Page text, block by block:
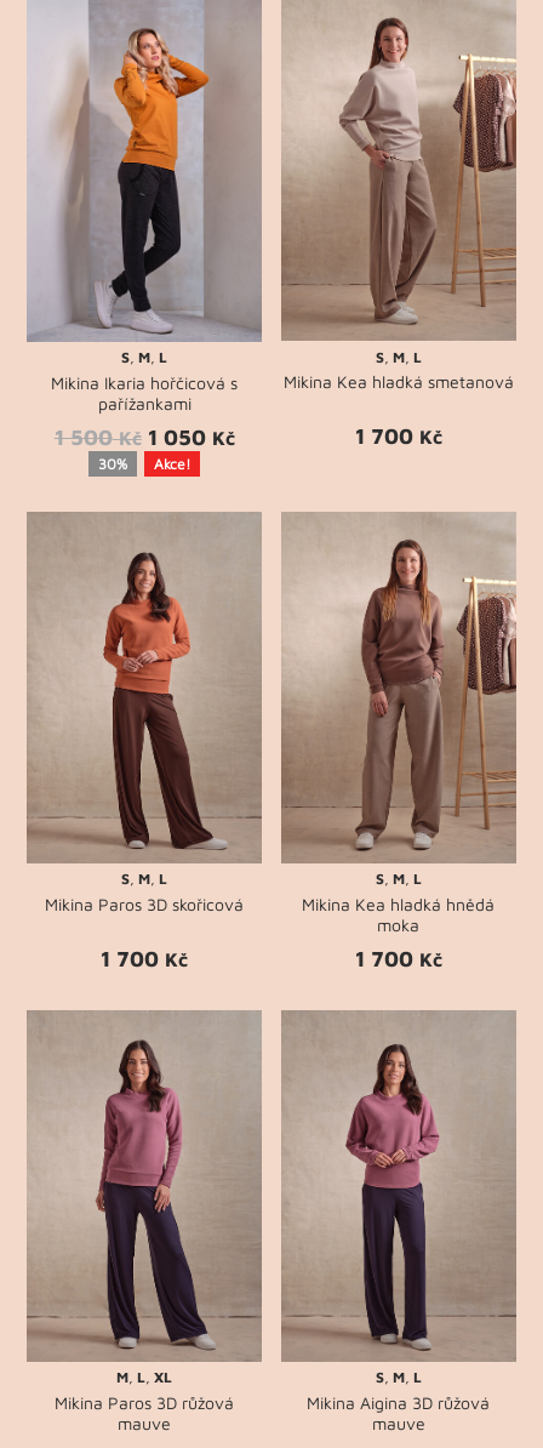
S,M,L
Mikina Ikaria hořčicová s
pařížankami
1 500 Kč 1 050 Kč
30% Akce!
S, M, L
Mikina Kea hladká smetanová
1 700 Kč
S,M,L
Mikina Paros 3D skořicová
1 700 Kč
S, M, L
Mikina Kea hladká hnědá
moka
1 700 Kč
M,L,XL
Mikina Paros 3D růžová
mauve
S, M, L
Mikina Aigina 3D růžová
mauve